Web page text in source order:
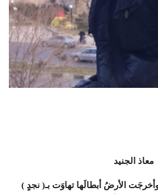
معاذ الجنيد ‏
الأرضُ أبطالَها تهاوَت بـ( نجدٍ )